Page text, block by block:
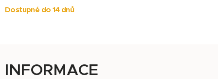
Dostupné do 14 dnů
INFORMACE